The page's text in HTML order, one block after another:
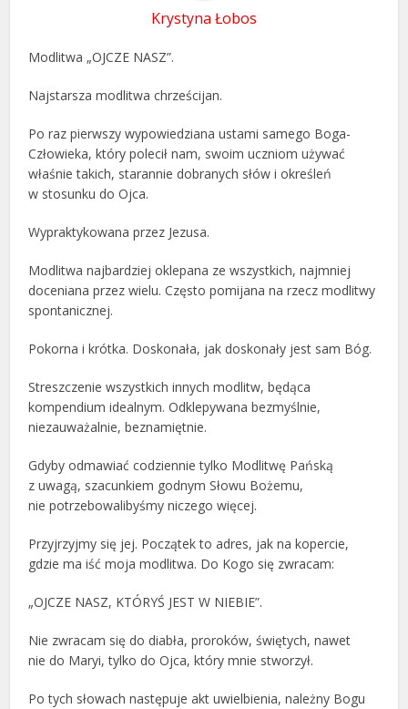
Krystyna Łobos
Modlitwa „OJCZE NASZ”.
Najstarsza modlitwa chrześcijan.
Po raz pierwszy wypowiedziana ustami samego Boga-
Człowieka, który polecił nam, swoim uczniom używać
właśnie takich, starannie dobranych słów i określeń
w stosunku do Ojca.
Wypraktykowana przez Jezusa.
Modlitwa najbardziej oklepana ze wszystkich, najmniej
doceniana przez wielu. Często pomijana na rzecz modlitwy
spontanicznej.
Pokorna i krótka. Doskonała, jak doskonały jest sam Bóg.
Streszczenie wszystkich innych modlitw, będąca
kompendium idealnym. Odklepywana bezmyślnie,
niezauważalnie, beznamiętnie.
Gdyby odmawiać codziennie tylko Modlitwę Pańską
z uwagą, szacunkiem godnym Słowu Bożemu,
nie potrzebowalibyśmy niczego więcej.
Przyjrzyjmy się jej. Początek to adres, jak na kopercie,
gdzie ma iść moja modlitwa. Do Kogo się zwracam:
„OJCZE NASZ, KTÓRYŚ JEST W NIEBIE”.
Nie zwracam się do diabła, proroków, świętych, nawet
nie do Maryi, tylko do Ojca, który mnie stworzył.
Po tych słowach następuje akt uwielbienia, należny Bogu